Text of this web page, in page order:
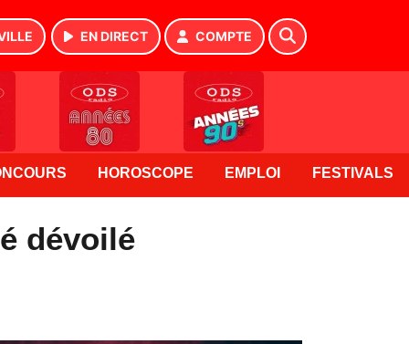
EN DIRECT COMPTE
HOROSCOPE EMPLOI FESTIVALS
dévoilé